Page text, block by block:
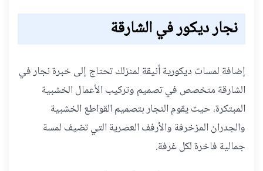
نجار ديكور في الشارقة
إضافة لمسات ديكورية أنيقة لمنزلك تحتاج إلى خبرة نجار في
الشارقة متخصص في تصميم وتركيب الأعمال الخشبية
المبتكرة، حيث يقوم النجار بتصميم القواطع الخشبية
والجدران المزخرفة والأرفف العصرية التي تضيف لمسة
جمالية فاخرة لكل غرفة.